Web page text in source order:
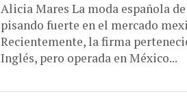
Alicia Mares L​a moda española
pisando fuerte en el mercado
Recientemente, la firma
Inglés, pero operada en México...